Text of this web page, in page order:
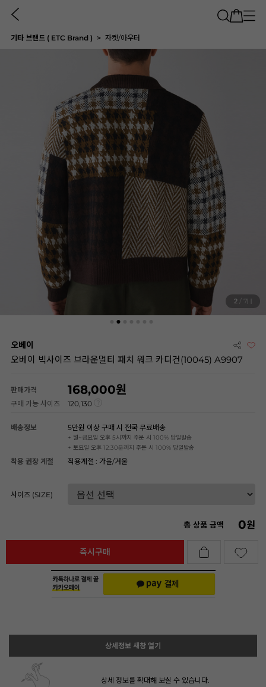
기타 브랜드 ( ETC Brand ) 자켓/아우터
2 / 7
오베이
오베이 빅사이즈 브라운멀티 패치 워크 카디건(10045) A9907
판매가격 168,000
구매 가능 사이즈 120,130
배송정보 5만원 이상 구매 시 전국 무료배송
+ 월~금요일 오후 5시까지 주문 시 100% 당일발송
+ 토요일 오후 12:30분까지 주문 시 100% 당일발송
착용 권장 계절 적용계절 : 가을/겨울
사이즈 (SIZE)
총 상품 금액 0원
즉시구매
상세정보 새창 열기
상세 정보를 확대해 보실 수 있습니다.